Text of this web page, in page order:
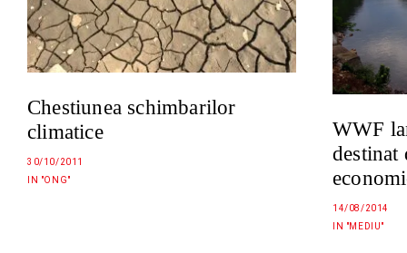
Chestiunea schimbarilor
climatice
30/10/2011
IN "ONG"
WWF
destinat
14/08/2014
IN "MEDIU"